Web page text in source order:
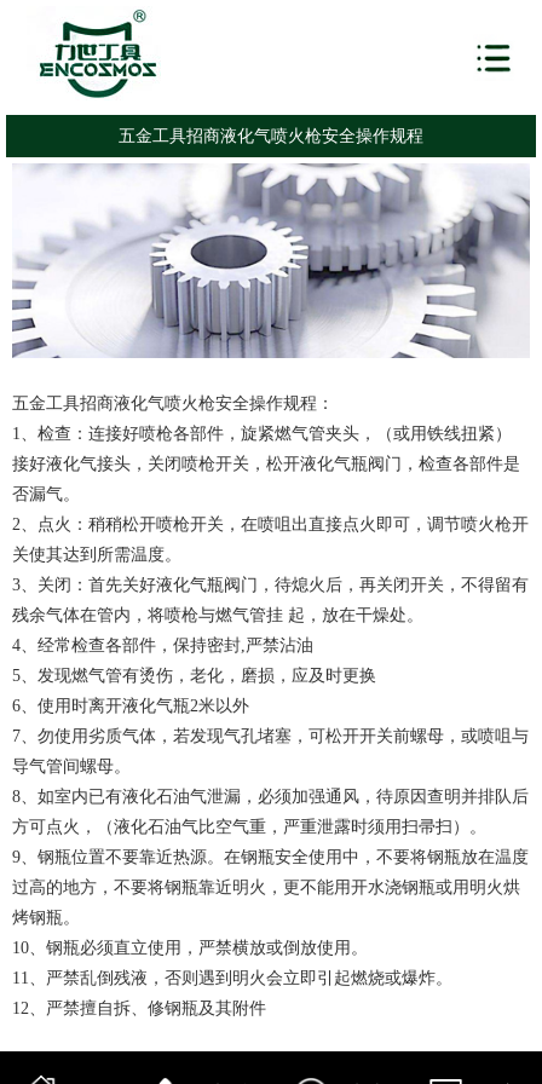
五金工具招商液化气喷火枪安全操作规程
五金工具招商液化气喷火枪安全操作规程：
1、检查：连接好喷枪各部件，旋紧燃气管夹头，（或用铁线扭紧）
接好液化气接头，关闭喷枪开关，松开液化气瓶阀门，检查各部件是
否漏气。
2、点火：稍稍松开喷枪开关，在喷咀出直接点火即可，调节喷火枪开
关使其达到所需温度。
3、关闭：首先关好液化气瓶阀门，待熄火后，再关闭开关，不得留有
残余气体在管内，将喷枪与燃气管挂 起，放在干燥处。
4、经常检查各部件，保持密封,严禁沾油
5、发现燃气管有烫伤，老化，磨损，应及时更换
6、使用时离开液化气瓶2米以外
7、勿使用劣质气体，若发现气孔堵塞，可松开开关前螺母，或喷咀与
导气管间螺母。
8、如室内已有液化石油气泄漏，必须加强通风，待原因查明并排队后
方可点火，（液化石油气比空气重，严重泄露时须用扫帚扫）。
9、钢瓶位置不要靠近热源。在钢瓶安全使用中，不要将钢瓶放在温度
过高的地方，不要将钢瓶靠近明火，更不能用开水浇钢瓶或用明火烘
烤钢瓶。
10、钢瓶必须直立使用，严禁横放或倒放使用。
11、严禁乱倒残液，否则遇到明火会立即引起燃烧或爆炸。
12、严禁擅自拆、修钢瓶及其附件